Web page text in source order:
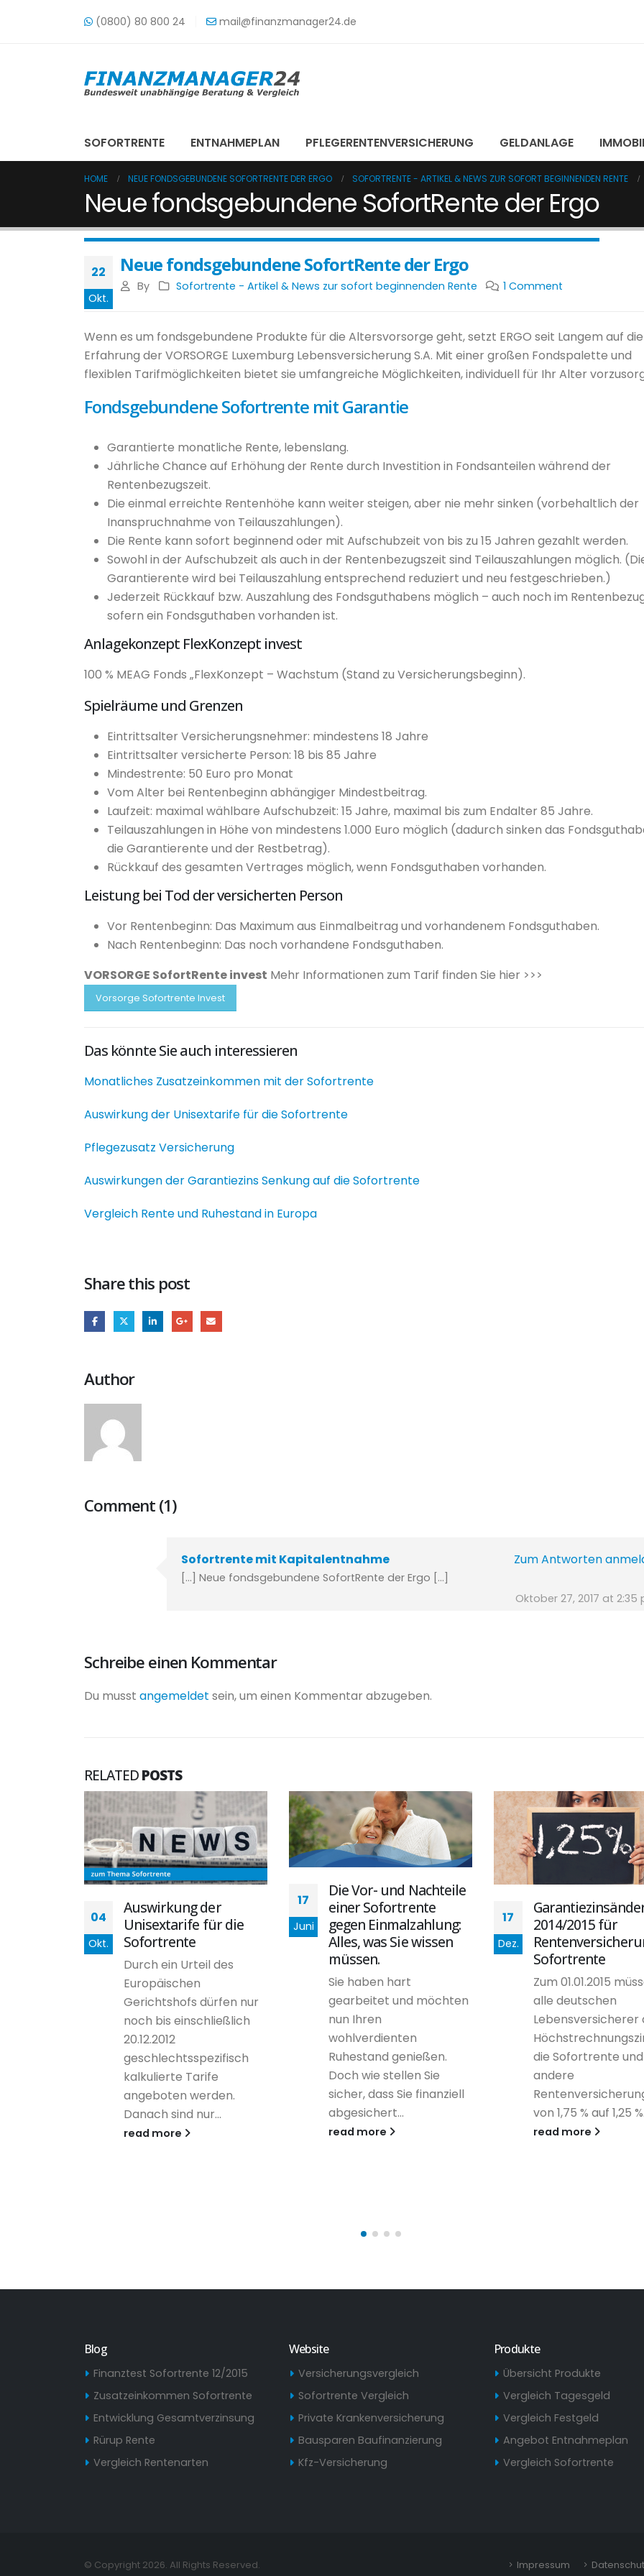
(0800) 80 800 24 mail@finanzmanager24.de
SOFORTRENTE ENTNAHMEPLAN PFLEGERENTENVERSICHERUNG GELDANLAGE
HOME NEUE FONDSGEBUNDENE SOFORTRENTE DER ERGO SOFORTRENTE - ARTIKEL & NEWS ZUR SOFORT BEGINNENDEN RENTE
Neue fondsgebundene SofortRente der Ergo
22
Okt.
Neue fondsgebundene SofortRente der Ergo
By Sofortrente - Artikel & News zur sofort beginnenden Rente 1 Comment
Wenn es um fondsgebundene Produkte für die Altersvorsorge geht, setzt ERGO seit Langem auf die
Erfahrung der VORSORGE Luxemburg Lebensversicherung S.A. Mit einer großen Fondspalette und
flexiblen Tarifmöglichkeiten bietet sie umfangreiche Möglichkeiten, individuell für Ihr Alter
Fondsgebundene Sofortrente mit Garantie
Garantierte monatliche Rente, lebenslang.
Jährliche Chance auf Erhöhung der Rente durch Investition in Fondsanteilen während der
Rentenbezugszeit.
Die einmal erreichte Rentenhöhe kann weiter steigen, aber nie mehr sinken (vorbehaltlich der
Inanspruchnahme von Teilauszahlungen).
Die Rente kann sofort beginnend oder mit Aufschubzeit von bis zu 15 Jahren gezahlt werden.
Sowohl in der Aufschubzeit als auch in der Rentenbezugszeit sind Teilauszahlungen möglich.
Garantierente wird bei Teilauszahlung entsprechend reduziert und neu festgeschrieben.)
Jederzeit Rückkauf bzw. Auszahlung des Fondsguthabens möglich – auch noch im
sofern ein Fondsguthaben vorhanden ist.
Anlagekonzept FlexKonzept invest
100 % MEAG Fonds „FlexKonzept – Wachstum (Stand zu Versicherungsbeginn).
Spielräume und Grenzen
Eintrittsalter Versicherungsnehmer: mindestens 18 Jahre
Eintrittsalter versicherte Person: 18 bis 85 Jahre
Mindestrente: 50 Euro pro Monat
Vom Alter bei Rentenbeginn abhängiger Mindestbeitrag.
Laufzeit: maximal wählbare Aufschubzeit: 15 Jahre, maximal bis zum Endalter 85 Jahre.
Teilauszahlungen in Höhe von mindestens 1.000 Euro möglich (dadurch sinken das
die Garantierente und der Restbetrag).
Rückkauf des gesamten Vertrages möglich, wenn Fondsguthaben vorhanden.
Leistung bei Tod der versicherten Person
Vor Rentenbeginn: Das Maximum aus Einmalbeitrag und vorhandenem Fondsguthaben.
Nach Rentenbeginn: Das noch vorhandene Fondsguthaben.
VORSORGE SofortRente invest Mehr Informationen zum Tarif finden Sie hier >>>
Vorsorge Sofortrente Invest
Das könnte Sie auch interessieren
Monatliches Zusatzeinkommen mit der Sofortrente
Auswirkung der Unisextarife für die Sofortrente
Pflegezusatz Versicherung
Auswirkungen der Garantiezins Senkung auf die Sofortrente
Vergleich Rente und Ruhestand in Europa
Share this post
Author
Comment (1)
Sofortrente mit Kapitalentnahme Zum Antworten
[…] Neue fondsgebundene SofortRente der Ergo […]
Oktober 27, 2017 at 2:35
Schreibe einen Kommentar
Du musst angemeldet sein, um einen Kommentar abzugeben.
RELATEDPOSTS
04
Okt.
Auswirkung der
Unisextarife für die
Sofortrente
Durch ein Urteil des
Europäischen
Gerichtshofs dürfen nur
noch bis einschließlich
20.12.2012
geschlechtsspezifisch
kalkulierte Tarife
angeboten werden.
Danach sind nur...
read more
17
Juni
Die Vor- und Nachteile
einer Sofortrente
gegen Einmalzahlung:
Alles, was Sie wissen
müssen.
Sie haben hart
gearbeitet und möchten
nun Ihren
wohlverdienten
Ruhestand genießen.
Doch wie stellen Sie
sicher, dass Sie finanziell
abgesichert...
read more
17
Dez.
2014/2015 für
Sofortrente
Zum 01.01.2015
alle deutschen
Lebensversicherer
die Sofortrente und
andere
von 1,75 % auf 1,25
read more
Blog
Finanztest Sofortrente 12/2015
Zusatzeinkommen Sofortrente
Entwicklung Gesamtverzinsung
Rürup Rente
Vergleich Rentenarten
Website
Versicherungsvergleich
Sofortrente Vergleich
Private Krankenversicherung
Bausparen Baufinanzierung
Kfz-Versicherung
Produkte
Übersicht Produkte
Vergleich Tagesgeld
Vergleich Festgeld
Angebot Entnahmeplan
Vergleich Sofortrente
© Copyright 2026. All Rights Reserved. Impressum